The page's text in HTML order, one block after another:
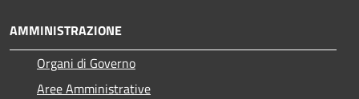
AMMINISTRAZIONE
Organi di Governo
Aree Amministrative